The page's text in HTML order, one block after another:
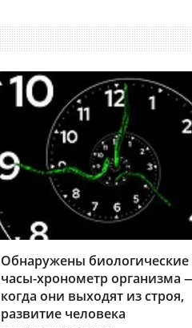
Обнаружены биологические
часы-хронометр организма
когда они выходят из строя,
развитие человека